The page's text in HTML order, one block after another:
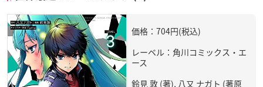
価格：704円(税込)
レーベル：角川コミックス・エ
ース
鈴見 敦 (著), 八又 ナガト (著原